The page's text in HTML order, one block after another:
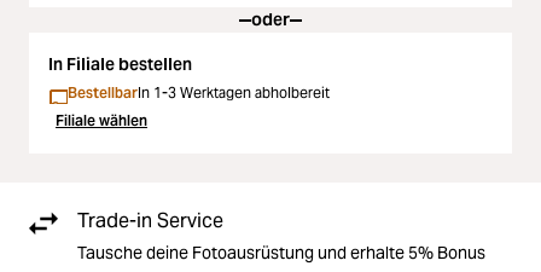
oder
In Filiale bestellen
BestellbarIn 1-3 Werktagen abholbereit
Filiale wählen
Trade-in Service
Tausche deine Fotoausrüstung und erhalte 5% Bonus